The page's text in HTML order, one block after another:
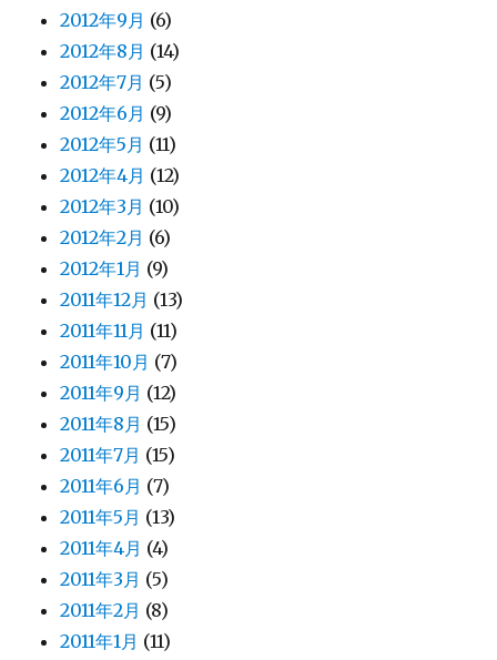
2012年9月 (6)
2012年8月 (14)
2012年7月 (5)
2012年6月 (9)
2012年5月 (11)
2012年4月 (12)
2012年3月 (10)
2012年2月 (6)
2012年1月 (9)
2011年12月 (13)
2011年11月 (11)
2011年10月 (7)
2011年9月 (12)
2011年8月 (15)
2011年7月 (15)
2011年6月 (7)
2011年5月 (13)
2011年4月 (4)
2011年3月 (5)
2011年2月 (8)
2011年1月 (11)